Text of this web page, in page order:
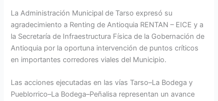
La Administración Municipal de Tarso expresó su
agradecimiento a Renting de Antioquia RENTAN – EICE y a
la Secretaría de Infraestructura Física de la Gobernación de
Antioquia por la oportuna intervención de puntos críticos
en importantes corredores viales del Municipio.
Las acciones ejecutadas en las vías Tarso–La Bodega y
Pueblorrico–La Bodega–Peñalisa representan un avance